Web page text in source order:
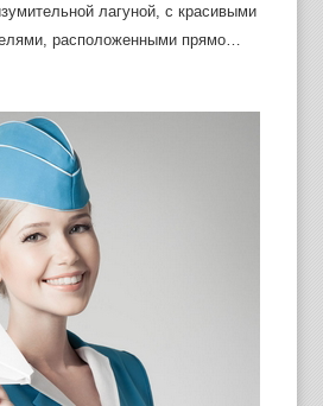
лагуной, с красивыми
расположенными прямо…